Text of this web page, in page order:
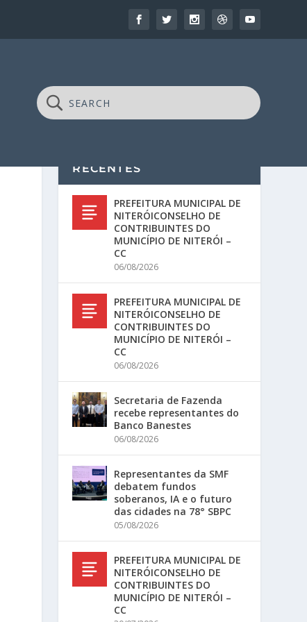
RECENTES
PREFEITURA MUNICIPAL DE
NITERÓICONSELHO DE
CONTRIBUINTES DO
MUNICÍPIO DE NITERÓI –
CC
06/08/2026
PREFEITURA MUNICIPAL DE
NITERÓICONSELHO DE
CONTRIBUINTES DO
MUNICÍPIO DE NITERÓI –
CC
06/08/2026
Secretaria de Fazenda
recebe representantes do
Banco Banestes
06/08/2026
Representantes da SMF
debatem fundos
soberanos, IA e o futuro
das cidades na 78° SBPC
05/08/2026
PREFEITURA MUNICIPAL DE
NITERÓICONSELHO DE
CONTRIBUINTES DO
MUNICÍPIO DE NITERÓI –
CC